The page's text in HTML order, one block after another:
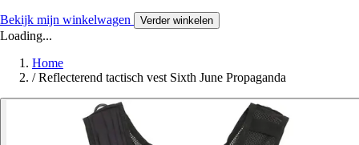
Bekijk mijn winkelwagen Verder winkelen
Loading...
Home
/ Reflecterend tactisch vest Sixth June Propaganda